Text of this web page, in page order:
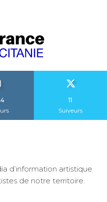
11
Suiveurs
d’information artistique
de notre territoire.